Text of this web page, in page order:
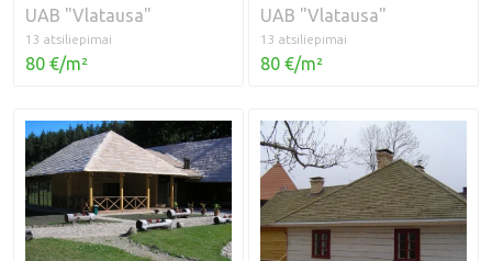
UAB "Vlatausa"
13 atsiliepimai
80 €/m²
UAB "Vlatausa"
13 atsiliepimai
80 €/m²